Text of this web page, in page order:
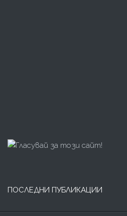
ПОСЛЕДНИ ПУБЛИКАЦИИ